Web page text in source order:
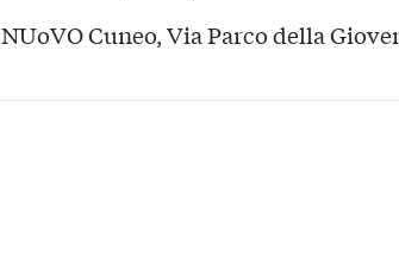
NUoVO Cuneo, Via Parco della